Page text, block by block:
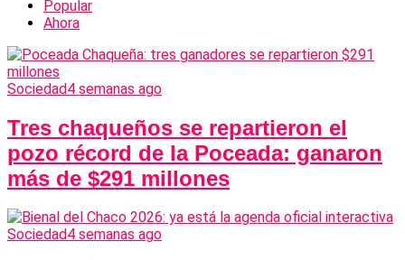
Popular
Ahora
Sociedad4 semanas ago
Tres chaqueños se repartieron el
pozo récord de la Poceada: ganaron
más de $291 millones
Sociedad4 semanas ago